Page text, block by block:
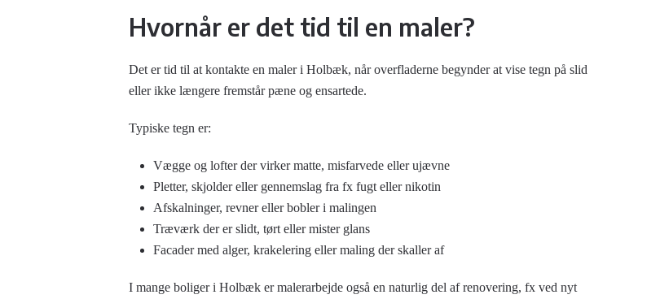
Hvornår er det tid til en maler?
Det er tid til at kontakte en maler i Holbæk, når overfladerne begynder at vise tegn på slid
eller ikke længere fremstår pæne og ensartede.
Typiske tegn er:
Vægge og lofter der virker matte, misfarvede eller ujævne
Pletter, skjolder eller gennemslag fra fx fugt eller nikotin
Afskalninger, revner eller bobler i malingen
Træværk der er slidt, tørt eller mister glans
Facader med alger, krakelering eller maling der skaller af
I mange boliger i Holbæk er malerarbejde også en naturlig del af renovering, fx ved nyt